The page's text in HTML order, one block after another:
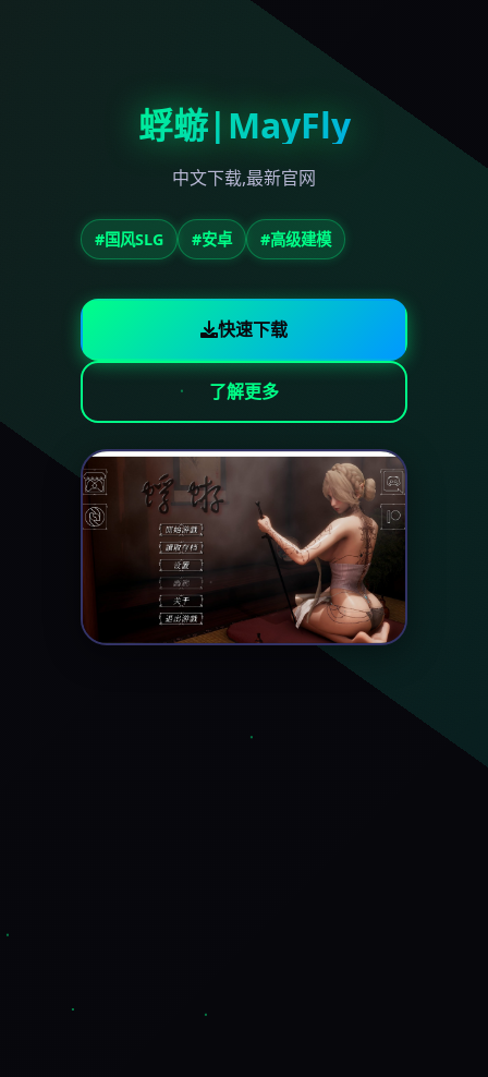
蜉蝣|MayFly
中文下载,最新官网
#国风SLG #安卓 #高级建模
快速下载
了解更多